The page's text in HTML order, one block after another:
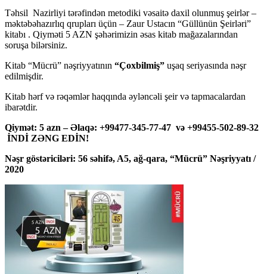
Təhsil Nazirliyi tərəfindən metodiki vəsaitə daxil olunmuş şeirlər –
məktəbəhazırlıq qrupları üçün – Zaur Ustacın “Güllünün Şeirləri”
kitabı . Qiyməti 5 AZN şəhərimizin əsas kitab mağazalarından
soruşa bilərsiniz.
Kitab “Mücrü” nəşriyyatının “Çoxbilmiş” uşaq seriyasında nəşr
edilmişdir.
Kitab hərf və rəqəmlər haqqında əyləncəli şeir və tapmacalardan
ibarətdir.
Qiymət: 5 azn – Əlaqə: +99477-345-77-47 və +99455-502-89-32
İNDİ ZƏNG EDİN!
Nəşr göstəriciləri: 56 səhifə, A5, ağ-qara, “Mücrü” Nəşriyyatı /
2020